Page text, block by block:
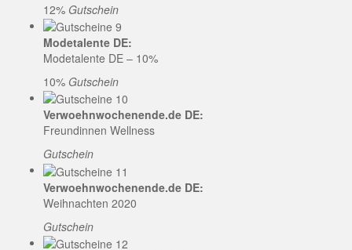
12% Gutschein
Modetalente DE:
Modetalente DE – 10%
10% Gutschein
Verwoehnwochenende.de DE:
Freundinnen Wellness
Gutschein
Verwoehnwochenende.de DE:
Weihnachten 2020
Gutschein